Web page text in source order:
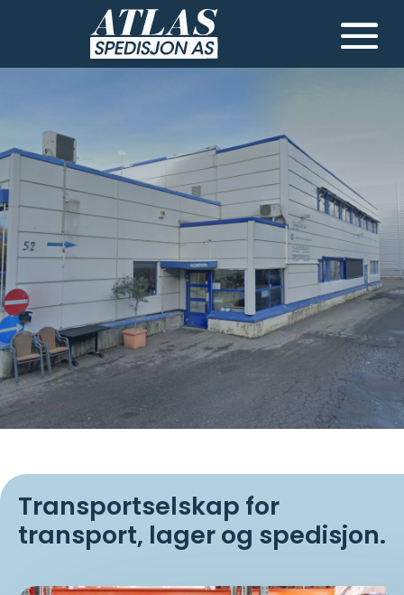
Transportselskap for
transport, lager og spedisjon.